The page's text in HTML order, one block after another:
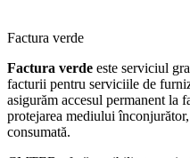
Factura verde
Factura verde este serviciul
facturii pentru serviciile de
asigurăm accesul permanent la
protejarea mediului
consumată.